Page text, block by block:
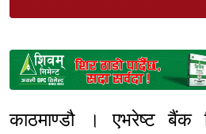
काठमाण्डौ । एभरेष्ट बैंक